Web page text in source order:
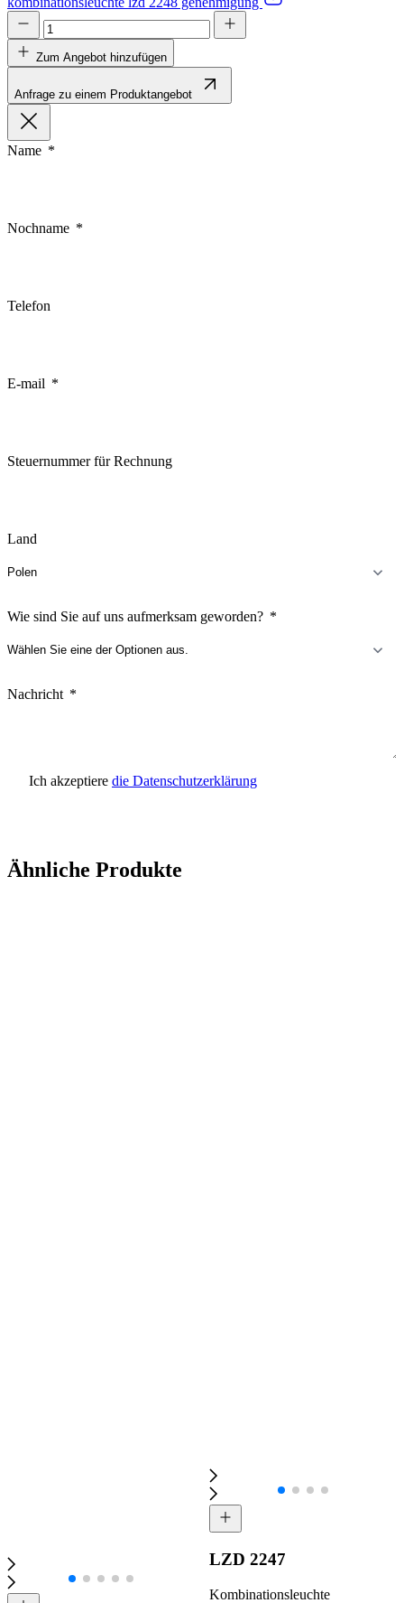
Zum Angebot hinzufügen
Anfrage zu einem Produktangebot
Name
Nochname
Telefon
E-mail
Steuernummer für Rechnung
Land
Wie sind Sie auf uns aufmerksam geworden?
Nachricht
Ich akzeptiere die Datenschutzerklärung
Ähnliche Produkte
LZD 2247
Kombinationsleuchte